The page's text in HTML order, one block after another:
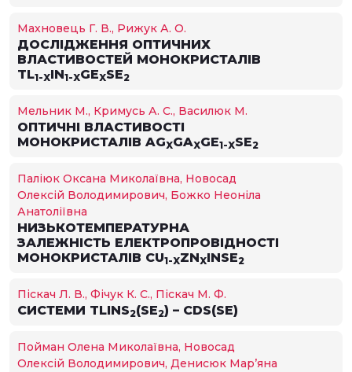
Махновець Г. В., Рижук А. О.
ДОСЛІДЖЕННЯ ОПТИЧНИХ
ВЛАСТИВОСТЕЙ МОНОКРИСТАЛІВ
TL1-XIN1-XGEXSE2
Мельник М., Кримусь А. С., Василюк М.
ОПТИЧНІ ВЛАСТИВОСТІ
МОНОКРИСТАЛІВ AGXGAXGE1-XSE2
Паліюк Оксана Миколаївна, Новосад
Олексій Володимирович, Божко Неоніла
Анатоліївна
НИЗЬКОТЕМПЕРАТУРНА
ЗАЛЕЖНІСТЬ ЕЛЕКТРОПРОВІДНОСТІ
МОНОКРИСТАЛІВ CU1-XZNXINSE2
Піскач Л. В., Фічук К. С., Піскач М. Ф.
СИСТЕМИ TLINS2(SE2) – CDS(SE)
Пойман Олена Миколаївна, Новосад
Олексій Володимирович, Денисюк Мар’яна